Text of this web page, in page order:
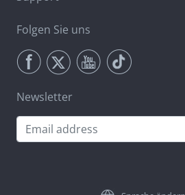
Folgen Sie uns
Newsletter